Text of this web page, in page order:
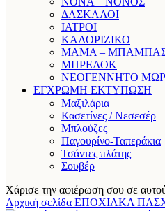
ΔΑΣΚΑΛΟΙ
ΙΑΤΡΟΙ
ΚΑΛΟΡΙΖΙΚΟ
ΜΑΜΑ –
ΜΠΡΕΛΟΚ
ΝΕΟΓΕΝΝΗΤΟ
ΕΓΧΡΩΜΗ ΕΚΤΥΠΩΣΗ
Μαξιλάρια
Κασετίνες / Νεσεσέρ
Μπλούζες
Παγουρίνο-Ταπεράκια
Τσάντες πλάτης
Σουβέρ
Χάρισε την αφιέρωση σου σε
Αρχική σελίδα ΕΠΟΧΙΑΚΑ